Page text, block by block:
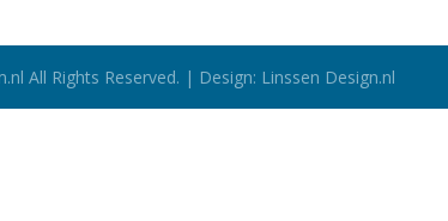
All Rights Reserved. | Design: Linssen Design.nl